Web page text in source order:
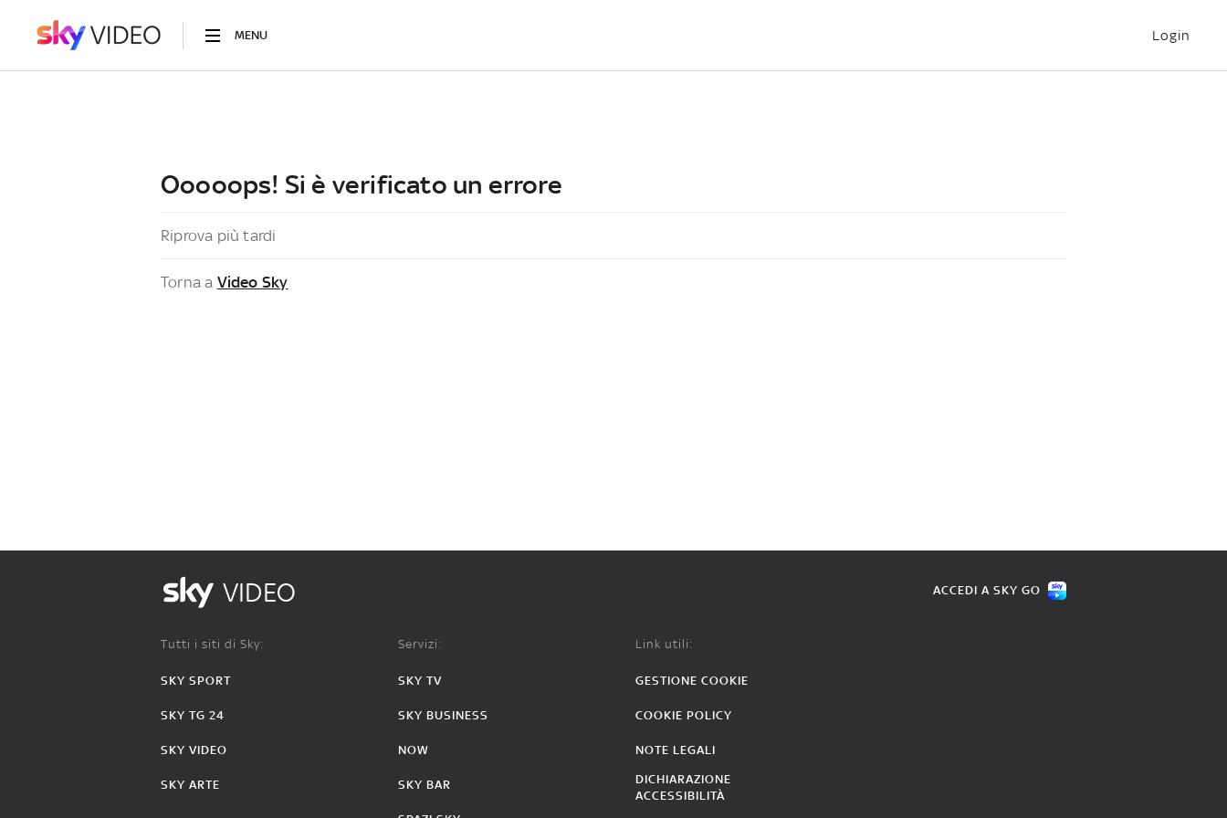
MENU Login
Ooooops! Si è verificato un errore
Riprova più tardi
Torna a Video Sky
VIDEO ACCEDI A SKY GO
Tutti i siti di Sky:
SKY SPORT
SKY TG 24
SKY VIDEO
SKY ARTE
Servizi:
SKY TV
SKY BUSINESS
NOW
SKY BAR
Link utili:
GESTIONE COOKIE
COOKIE POLICY
NOTE LEGALI
DICHIARAZIONE
ACCESSIBILITÀ